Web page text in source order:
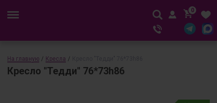
0
На главную / Кресла /
Кресло "Тедди" 76*73h86